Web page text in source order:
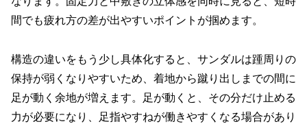
間でも疲れ方の差が出やすいポイントが掴めます。
構造の違いをもう少し具体化すると、サンダルは踵周りの
保持が弱くなりやすいため、着地から蹴り出しまでの間に
足が動く余地が増えます。足が動くと、その分だけ止める
力が必要になり、足指やすねが働きやすくなる場合があり